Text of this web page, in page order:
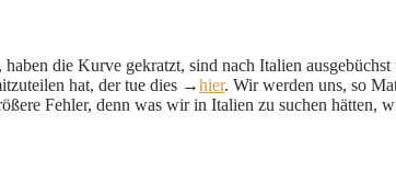
die Kurve gekratzt, sind nach Italien
hat, der tue dies →hier. Wir werden uns, so
Fehler, denn was wir in Italien zu suchen hätten,